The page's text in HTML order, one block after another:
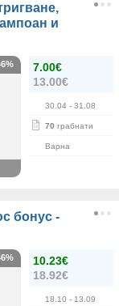
и
7.00€
13.00€
30.04 - 31.08
70 грабнати
Варна
бонус -
10.23€
18.92€
18.10 - 13.09